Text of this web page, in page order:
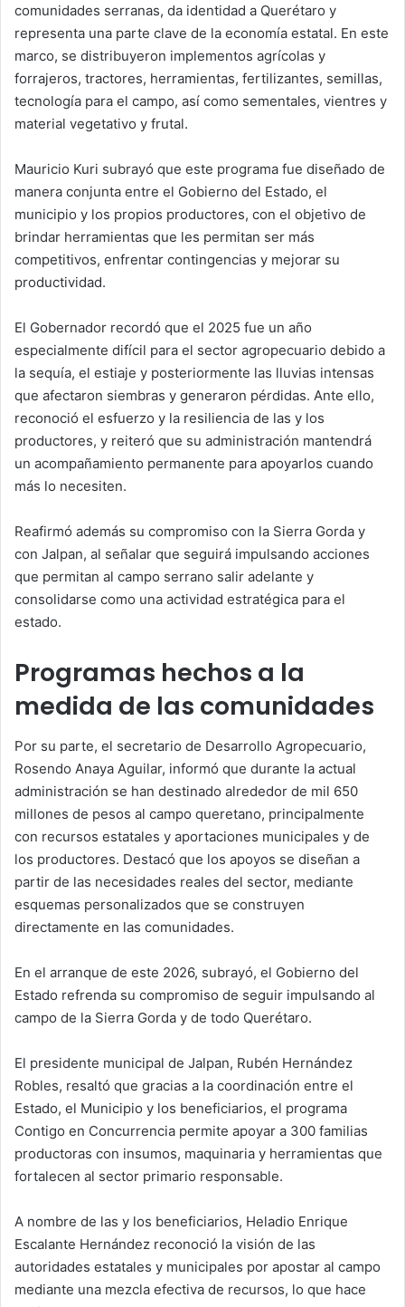
comunidades serranas, da identidad a Querétaro y
representa una parte clave de la economía estatal. En este
marco, se distribuyeron implementos agrícolas y
forrajeros, tractores, herramientas, fertilizantes, semillas,
tecnología para el campo, así como sementales, vientres y
material vegetativo y frutal.
Mauricio Kuri subrayó que este programa fue diseñado de
manera conjunta entre el Gobierno del Estado, el
municipio y los propios productores, con el objetivo de
brindar herramientas que les permitan ser más
competitivos, enfrentar contingencias y mejorar su
productividad.
El Gobernador recordó que el 2025 fue un año
especialmente difícil para el sector agropecuario debido a
la sequía, el estiaje y posteriormente las lluvias intensas
que afectaron siembras y generaron pérdidas. Ante ello,
reconoció el esfuerzo y la resiliencia de las y los
productores, y reiteró que su administración mantendrá
un acompañamiento permanente para apoyarlos cuando
más lo necesiten.
Reafirmó además su compromiso con la Sierra Gorda y
con Jalpan, al señalar que seguirá impulsando acciones
que permitan al campo serrano salir adelante y
consolidarse como una actividad estratégica para el
estado.
Programas hechos a la
medida de las comunidades
Por su parte, el secretario de Desarrollo Agropecuario,
Rosendo Anaya Aguilar, informó que durante la actual
administración se han destinado alrededor de mil 650
millones de pesos al campo queretano, principalmente
con recursos estatales y aportaciones municipales y de
los productores. Destacó que los apoyos se diseñan a
partir de las necesidades reales del sector, mediante
esquemas personalizados que se construyen
directamente en las comunidades.
En el arranque de este 2026, subrayó, el Gobierno del
Estado refrenda su compromiso de seguir impulsando al
campo de la Sierra Gorda y de todo Querétaro.
El presidente municipal de Jalpan, Rubén Hernández
Robles, resaltó que gracias a la coordinación entre el
Estado, el Municipio y los beneficiarios, el programa
Contigo en Concurrencia permite apoyar a 300 familias
productoras con insumos, maquinaria y herramientas que
fortalecen al sector primario responsable.
A nombre de las y los beneficiarios, Heladio Enrique
Escalante Hernández reconoció la visión de las
autoridades estatales y municipales por apostar al campo
mediante una mezcla efectiva de recursos, lo que hace